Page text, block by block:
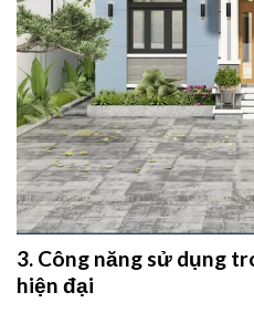
3. Công năng sử dụng
hiện đại